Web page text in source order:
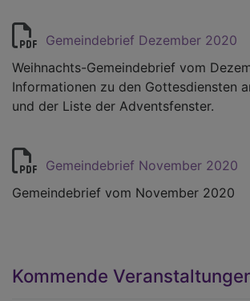
Gemeindebrief Dezember 2020
Weihnachts-Gemeindebrief vom
Informationen zu den Gottesdiensten
und der Liste der Adventsfenster.
Gemeindebrief November 2020
Gemeindebrief vom November 2020
Kommende